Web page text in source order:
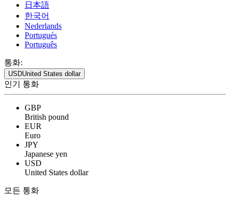
日本語
한국어
Nederlands
Portugués
Português
통화:
USDUnited States dollar
인기 통화
GBP
British pound
EUR
Euro
JPY
Japanese yen
USD
United States dollar
모든 통화